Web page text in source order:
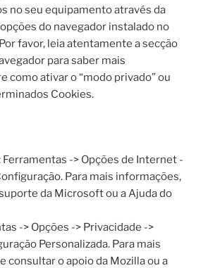
no seu equipamento através da
do navegador instalado no
favor, leia atentamente a secção
para saber mais
como ativar o “modo privado” ou
Cookies.
-> Opções de Internet -
Para mais informações,
da Microsoft ou a Ajuda do
-> Opções -> Privacidade ->
Personalizada. Para mais
consultar o apoio da Mozilla ou a